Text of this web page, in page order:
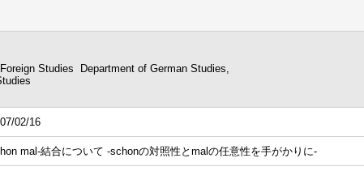
Studies Department of German Studies,
02/16
mal-結合について -schonの対照性とmalの任意性を手がかりに-